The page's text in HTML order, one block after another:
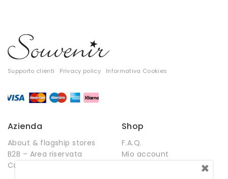
Tute
Tutti
Gift Card
Supporto clienti Privacy policy Informativa Cookies
Azienda
About & flagship stores
B2B – Area riservata
Contatti
Shop
F.A.Q.
Mio account
×